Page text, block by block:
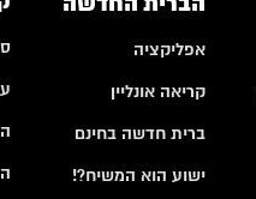
אפליקציה
קריאה אונליין
ברית חדשה בחינם
ישוע הוא המשיח?!